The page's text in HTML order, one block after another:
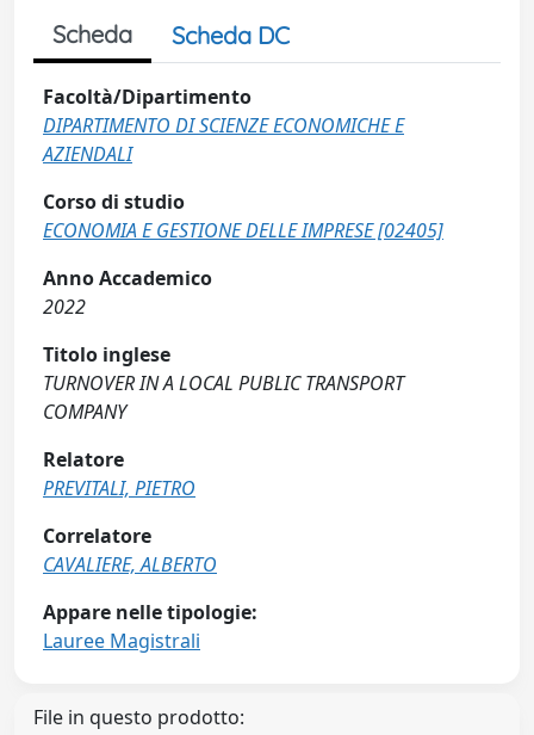
Scheda Scheda DC
Facoltà/Dipartimento
DIPARTIMENTO DI SCIENZE ECONOMICHE E
AZIENDALI
Corso di studio
ECONOMIA E GESTIONE DELLE IMPRESE [02405]
Anno Accademico
2022
Titolo inglese
TURNOVER IN A LOCAL PUBLIC TRANSPORT
COMPANY
Relatore
PREVITALI, PIETRO
Correlatore
CAVALIERE, ALBERTO
Appare nelle tipologie:
Lauree Magistrali
File in questo prodotto: